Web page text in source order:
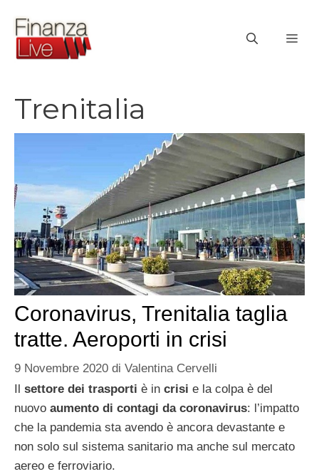
contenuto
Trenitalia
Coronavirus, Trenitalia taglia
tratte. Aeroporti in crisi
9 Novembre 2020 di Valentina Cervelli
Il settore dei trasporti è in crisi e la colpa è del
nuovo aumento di contagi da coronavirus: l’impatto
che la pandemia sta avendo è ancora devastante e
non solo sul sistema sanitario ma anche sul mercato
aereo e ferroviario.